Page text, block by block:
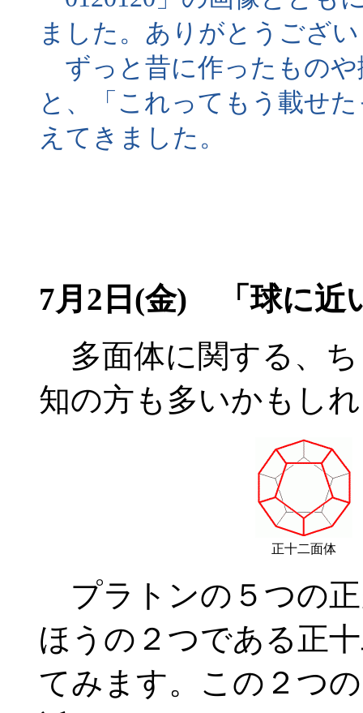
ました。ありがとうござ
ずっと昔に作ったものや
と、「これってもう載せ
えてきました。
7月2日(金) 「球に近
多面体に関する、
知の方も多いかもし
正十二面体
プラトンの５つの
ほうの２つである正
てみます。この２つ